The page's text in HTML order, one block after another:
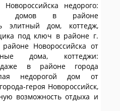
недорого:
домов в районе
элитный дом, коттедж,
под ключ в районе г.
Новороссийска от
дома, коттеджи:
в районе города
недорогой дом от
героя Новороссийск,
возможность отдыха и